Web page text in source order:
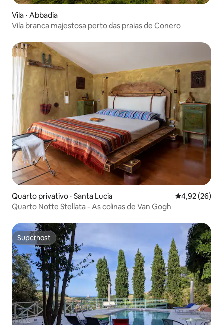
Vila ⋅ Abbadia
Vila branca majestosa perto das praias de Conero
Quarto privativo ⋅ Santa Lucia 4,92 de uma
4,92 (26)
Quarto Notte Stellata - As colinas de Van Gogh
Superhost
Superhost